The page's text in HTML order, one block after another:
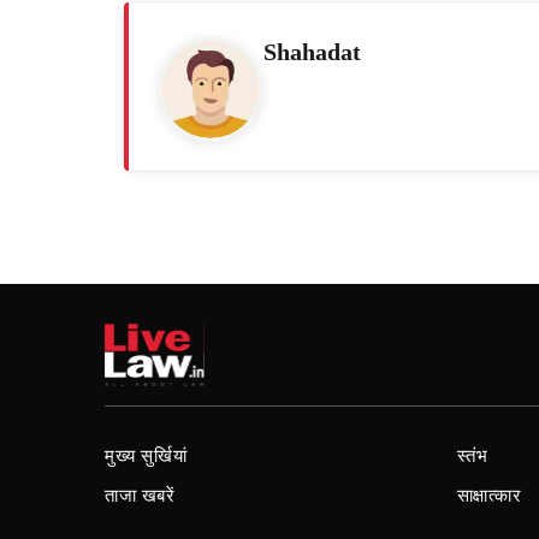
Shahadat
मुख्य सुर्खियां
ताजा खबरें
स्तंभ
साक्षात्कार